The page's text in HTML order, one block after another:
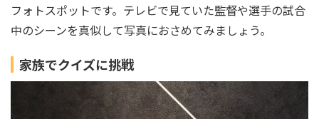
フォトスポットです。テレビで見ていた監督や選手の試合
中のシーンを真似して写真におさめてみましょう。
家族でクイズに挑戦